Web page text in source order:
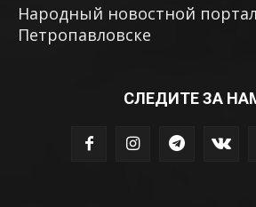
Народный новостной
Петропавловске
СЛЕДИТЕ ЗА